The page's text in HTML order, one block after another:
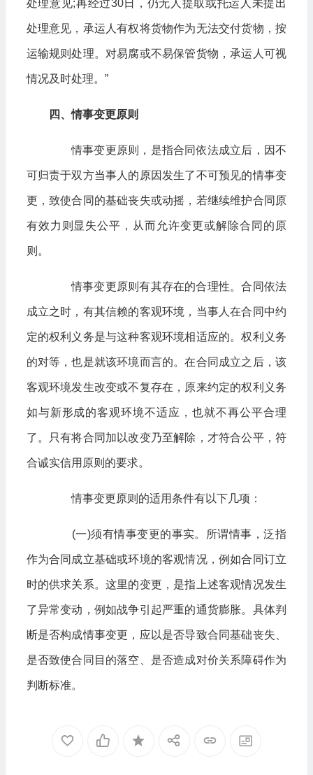
处理意见;再经过30日，仍无人提取或托运人未提出
处理意见，承运人有权将货物作为无法交付货物，按
运输规则处理。对易腐或不易保管货物，承运人可视
情况及时处理。”
四、情事变更原则
情事变更原则，是指合同依法成立后，因不
可归责于双方当事人的原因发生了不可预见的情事变
更，致使合同的基础丧失或动摇，若继续维护合同原
有效力则显失公平，从而允许变更或解除合同的原
则。
情事变更原则有其存在的合理性。合同依法
成立之时，有其信赖的客观环境，当事人在合同中约
定的权利义务是与这种客观环境相适应的。权利义务
的对等，也是就该环境而言的。在合同成立之后，该
客观环境发生改变或不复存在，原来约定的权利义务
如与新形成的客观环境不适应，也就不再公平合理
了。只有将合同加以改变乃至解除，才符合公平，符
合诚实信用原则的要求。
情事变更原则的适用条件有以下几项：
(一)须有情事变更的事实。所谓情事，泛指
作为合同成立基础或环境的客观情况，例如合同订立
时的供求关系。这里的变更，是指上述客观情况发生
了异常变动，例如战争引起严重的通货膨胀。具体判
断是否构成情事变更，应以是否导致合同基础丧失、
是否致使合同目的落空、是否造成对价关系障碍作为
判断标准。